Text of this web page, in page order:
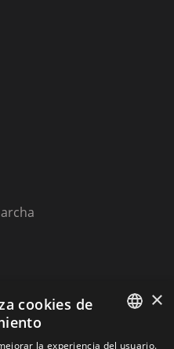
SPANISH
×
cookies de
la experiencia del usuario.